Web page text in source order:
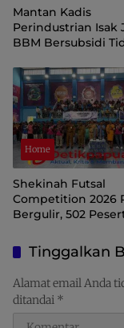
Mantan Kadis
Perindustrian Isak
BBM Bersubsidi
Distribusi Perlu
Home
Shekinah Futsal
Competition 2026
Bergulir, 502
Pembinaan
Raja Ampat
Tinggalkan
Alamat email Anda
ditandai *